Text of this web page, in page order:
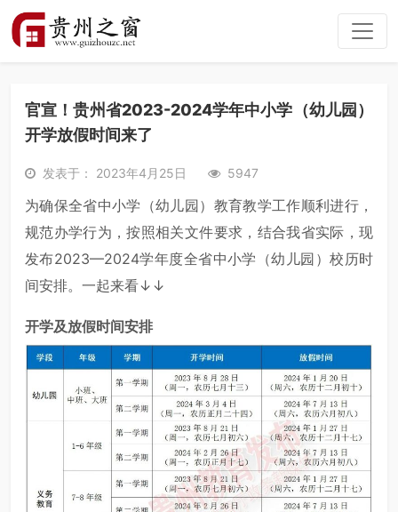
官宣！贵州省2023-2024学年中小学（幼儿园）
开学放假时间来了
发表于： 2023年4月25日 5947
为确保全省中小学（幼儿园）教育教学工作顺利进行，
规范办学行为，按照相关文件要求，结合我省实际，现
发布2023—2024学年度全省中小学（幼儿园）校历时
间安排。一起来看↓↓
开学及放假时间安排